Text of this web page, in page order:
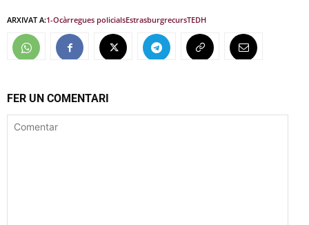
ARXIVAT A:1-Ocàrregues policialsEstrasburgrecursTEDH
FER UN COMENTARI